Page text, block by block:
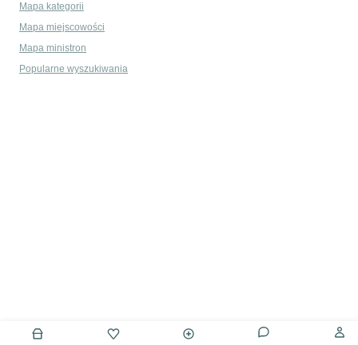
Mapa kategorii
Mapa miejscowości
Mapa ministron
Popularne wyszukiwania